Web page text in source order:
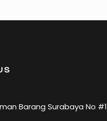
Barang Surabaya No #1